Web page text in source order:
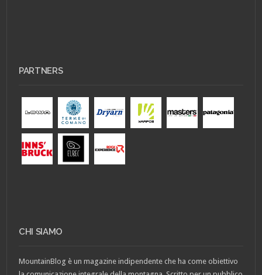
PARTNERS
CHI SIAMO
MountainBlog è un magazine indipendente che ha come obiettivo